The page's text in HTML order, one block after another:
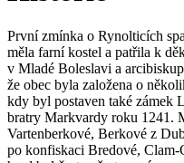
První zmínka o Rynolticích
měla farní kostel a patřila k
v Mladé Boleslavi a
že obec byla založena o
kdy byl postaven také zámek
bratry Markvardy roku 1241.
Vartenberkové, Berkové z
po konfiskaci Bredové,